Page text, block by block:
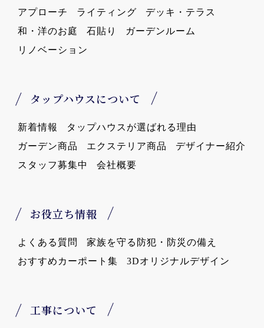
アプローチ
ライティング
デッキ・テラス
和・洋のお庭
石貼り
ガーデンルーム
リノベーション
タップハウスについて
新着情報
タップハウスが選ばれる理由
ガーデン商品
エクステリア商品
デザイナー紹介
スタッフ募集中
会社概要
お役立ち情報
よくある質問
家族を守る防犯・防災の備え
おすすめカーポート集
3Dオリジナルデザイン
工事について